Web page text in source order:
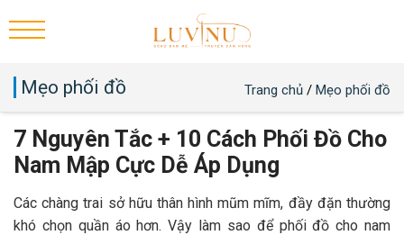
Mẹo phối đồ Trang chủ / Mẹo phối đồ
7 Nguyên Tắc + 10 Cách Phối Đồ Cho
Nam Mập Cực Dễ Áp Dụng
Các chàng trai sở hữu thân hình mũm mĩm, đầy đặn thường
khó chọn quần áo hơn. Vậy làm sao để phối đồ cho nam